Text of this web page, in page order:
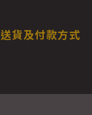
送貨及付款方式